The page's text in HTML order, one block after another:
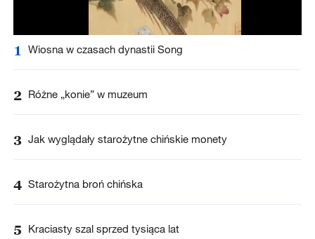
1 Wiosna w czasach dynastii Song
2 Różne „konie” w muzeum
3 Jak wyglądały starożytne chińskie monety
4 Starożytna broń chińska
5 Kraciasty szal sprzed tysiąca lat